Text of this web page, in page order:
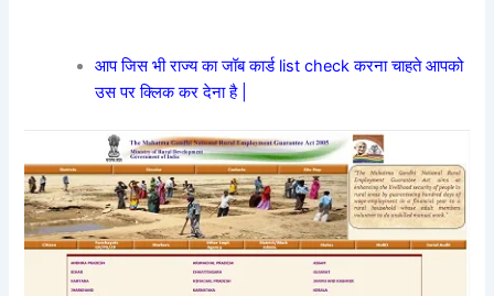
आप जिस भी राज्य का जॉब कार्ड list check करना चाहते आपको
उस पर क्लिक कर देना है |